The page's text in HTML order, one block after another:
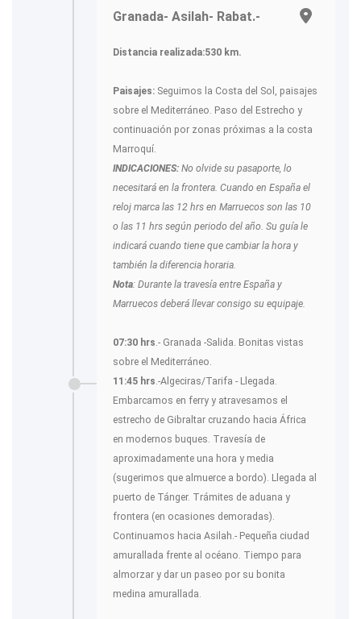
Granada- Asilah- Rabat.-
Distancia realizada:530 km.
Paisajes: Seguimos la Costa del Sol, paisajes
sobre el Mediterráneo. Paso del Estrecho y
continuación por zonas próximas a la costa
Marroquí.
INDICACIONES: No olvide su pasaporte, lo
necesitará en la frontera. Cuando en España el
reloj marca las 12 hrs en Marruecos son las 10
o las 11 hrs según periodo del año. Su guía le
indicará cuando tiene que cambiar la hora y
también la diferencia horaria.
Nota: Durante la travesía entre España y
Marruecos deberá llevar consigo su equipaje.
07:30 hrs .- Granada -Salida. Bonitas vistas
sobre el Mediterráneo.
11:45 hrs .-Algeciras/Tarifa - Llegada.
Embarcamos en ferry y atravesamos el
estrecho de Gibraltar cruzando hacia África
en modernos buques. Travesía de
aproximadamente una hora y media
(sugerimos que almuerce a bordo). Llegada al
puerto de Tánger. Trámites de aduana y
frontera (en ocasiones demoradas).
Continuamos hacia Asilah.- Pequeña ciudad
amurallada frente al océano. Tiempo para
almorzar y dar un paseo por su bonita
medina amurallada.